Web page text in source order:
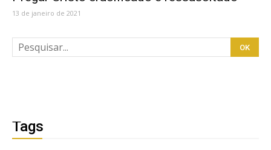
13 de janeiro de 2021
Tags